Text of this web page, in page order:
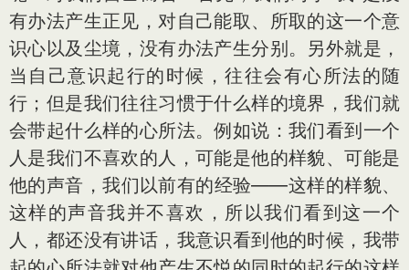
有办法产生正见，对自己能取、所取的这一个意
识心以及尘境，没有办法产生分别。另外就是，
当自己意识起行的时候，往往会有心所法的随
行；但是我们往往习惯于什么样的境界，我们就
会带起什么样的心所法。例如说：我们看到一个
人是我们不喜欢的人，可能是他的样貌、可能是
他的声音，我们以前有的经验——这样的样貌、
这样的声音我并不喜欢，所以我们看到这一个
人，都还没有讲话，我意识看到他的时候，我带